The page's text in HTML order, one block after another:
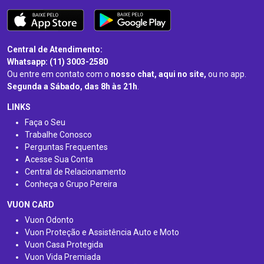
Central de Atendimento:
Whatsapp: (11) 3003-2580
Ou entre em contato com o nosso chat, aqui no site, ou no app.
Segunda a Sábado, das 8h às 21h.
LINKS
Faça o Seu
Trabalhe Conosco
Perguntas Frequentes
Acesse Sua Conta
Central de Relacionamento
Conheça o Grupo Pereira
VUON CARD
Vuon Odonto
Vuon Proteção e Assistência Auto e Moto
Vuon Casa Protegida
Vuon Vida Premiada